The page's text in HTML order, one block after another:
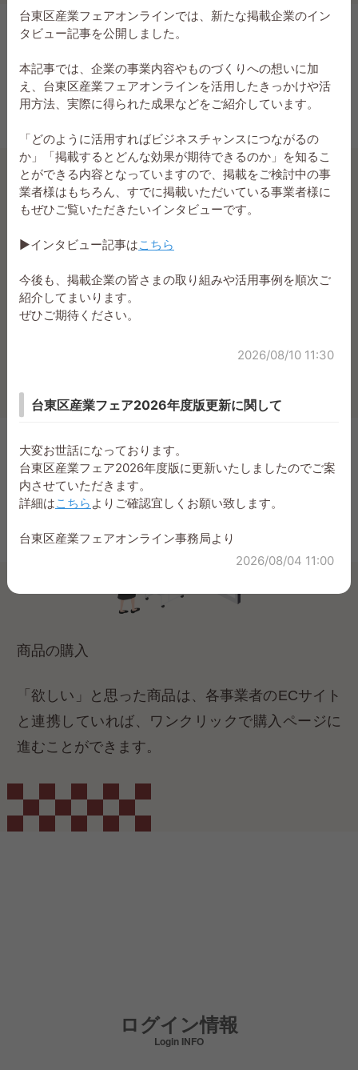
お問合せ
商品や事業者について、聞いてみたいことがあっ
た場合、お問合せ機能を使って、直接事業者に聞
商品の購入
「欲しい」と思った商品は、各事業者のECサイト
と連携していれば、ワンクリックで購入ページに
進むことができます。​
ログイン情報
Login INFO
台東区産業フェアオンラインでは、新たな掲載企業のイン
タビュー記事を公開しました。
本記事では、企業の事業内容やものづくりへの想いに加
え、台東区産業フェアオンラインを活用したきっかけや活
用方法、実際に得られた成果などをご紹介しています。
「どのように活用すればビジネスチャンスにつながるの
か」「掲載するとどんな効果が期待できるのか」を知るこ
とができる内容となっていますので、掲載をご検討中の事
業者様はもちろん、すでに掲載いただいている事業者様に
もぜひご覧いただきたいインタビューです。
▶インタビュー記事はこちら
今後も、掲載企業の皆さまの取り組みや活用事例を順次ご
紹介してまいります。
ぜひご期待ください。
2026/08/10 11:30
台東区産業フェア2026年度版更新に関して
大変お世話になっております。
台東区産業フェア2026年度版に更新いたしましたのでご案
内させていただきます。
詳細はこちら よりご確認宜しくお願い致します。
台東区産業フェアオンライン事務局より
2026/08/04 11:00